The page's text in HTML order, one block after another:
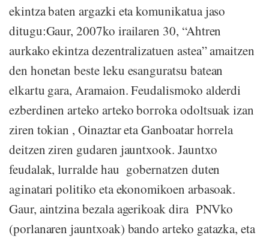
ekintza baten argazki eta komunikatua jaso
ditugu:Gaur, 2007ko irailaren 30, “Ahtren
aurkako ekintza dezentralizatuen astea” amaitzen
den honetan beste leku esanguratsu batean
elkartu gara, Aramaion. Feudalismoko alderdi
ezberdinen arteko arteko borroka odoltsuak izan
ziren tokian , Oinaztar eta Ganboatar horrela
deitzen ziren gudaren jauntxook. Jauntxo
feudalak, lurralde hau gobernatzen duten
aginatari politiko eta ekonomikoen arbasoak.
Gaur, aintzina bezala agerikoak dira PNVko
(porlanaren jauntxoak) bando arteko gatazka, eta